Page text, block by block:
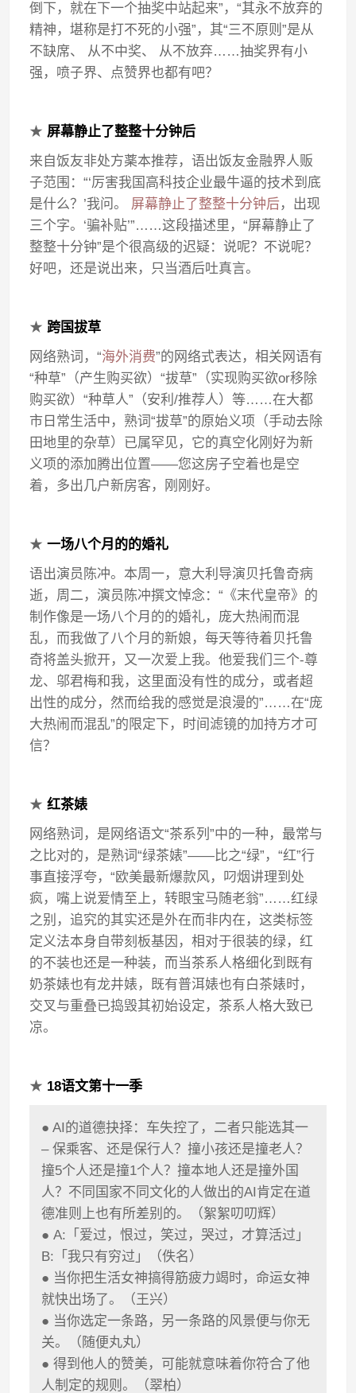
倒下，就在下一个抽奖中站起来”，“其永不放弃的
精神，堪称是打不死的小强”，其“三不原则”是从
不缺席、 从不中奖、 从不放弃……抽奖界有小
强，喷子界、点赞界也都有吧？
★ 屏幕静止了整整十分钟后
来自饭友非处方薬本推荐，语出饭友金融界人贩
子范围：“‘厉害我国高科技企业最牛逼的技术到底
是什么？’我问。 屏幕静止了整整十分钟后，出现
三个字。‘骗补贴’”……这段描述里，“屏幕静止了
整整十分钟”是个很高级的迟疑：说呢？不说呢？
好吧，还是说出来，只当酒后吐真言。
★跨国拔草
网络熟词，“海外消费”的网络式表达，相关网语有
“种草”（产生购买欲）“拔草”（实现购买欲or移除
购买欲）“种草人”（安利/推荐人）等……在大都
市日常生活中，熟词“拔草”的原始义项（手动去除
田地里的杂草）已属罕见，它的真空化刚好为新
义项的添加腾出位置——您这房子空着也是空
着，多出几户新房客，刚刚好。
★ 一场八个月的的婚礼
语出演员陈冲。本周一，意大利导演贝托鲁奇病
逝，周二，演员陈冲撰文悼念：“《末代皇帝》的
制作像是一场八个月的的婚礼，庞大热闹而混
乱，而我做了八个月的新娘，每天等待着贝托鲁
奇将盖头掀开，又一次爱上我。他爱我们三个-尊
龙、邬君梅和我，这里面没有性的成分，或者超
出性的成分，然而给我的感觉是浪漫的”……在“庞
大热闹而混乱”的限定下，时间滤镜的加持方才可
信？
★红茶婊
网络熟词，是网络语文“茶系列”中的一种，最常与
之比对的，是熟词“绿茶婊”——比之“绿”，“红”行
事直接浮夸，“欧美最新爆款风，叼烟讲理到处
疯，嘴上说爱情至上，转眼宝马随老翁”……红绿
之别，追究的其实还是外在而非内在，这类标签
定义法本身自带刻板基因，相对于很装的绿，红
的不装也还是一种装，而当茶系人格细化到既有
奶茶婊也有龙井婊，既有普洱婊也有白茶婊时，
交叉与重叠已捣毁其初始设定，茶系人格大致已
凉。
★ 18语文第十一季
● AI的道德抉择：车失控了，二者只能选其一
– 保乘客、还是保行人？撞小孩还是撞老人？
撞5个人还是撞1个人？撞本地人还是撞外国
人？不同国家不同文化的人做出的AI肯定在道
德准则上也有所差别的。（絮絮叨叨辉）
● A:「爱过，恨过，笑过，哭过，才算活过」
B:「我只有穷过」（佚名）
● 当你把生活女神搞得筋疲力竭时，命运女神
就快出场了。（王兴）
● 当你选定一条路，另一条路的风景便与你无
关。（随便丸丸）
● 得到他人的赞美，可能就意味着你符合了他
人制定的规则。（翠柏）